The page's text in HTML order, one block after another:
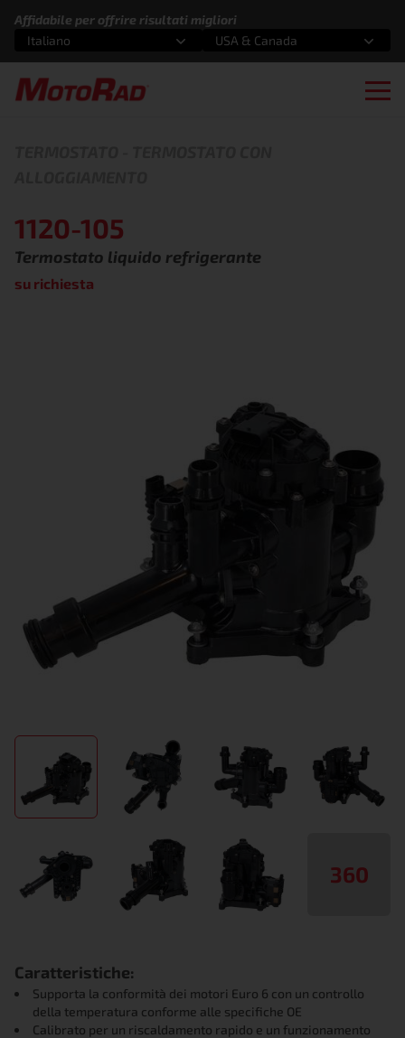
Affidabile per offrire risultati migliori
Seleziona un'opzione
Italiano
Seleziona un'opzione
USA & Canada
360
1120-105
Termostato liquido refrigerante
su richiesta
Caratteristiche:
Supporta la conformità dei motori Euro 6 con un controllo
della temperatura conforme alle specifiche OE
Calibrato per un riscaldamento rapido e un funzionamento